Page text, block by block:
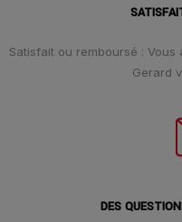
Satisfait ou remboursé :
Gerard
DES